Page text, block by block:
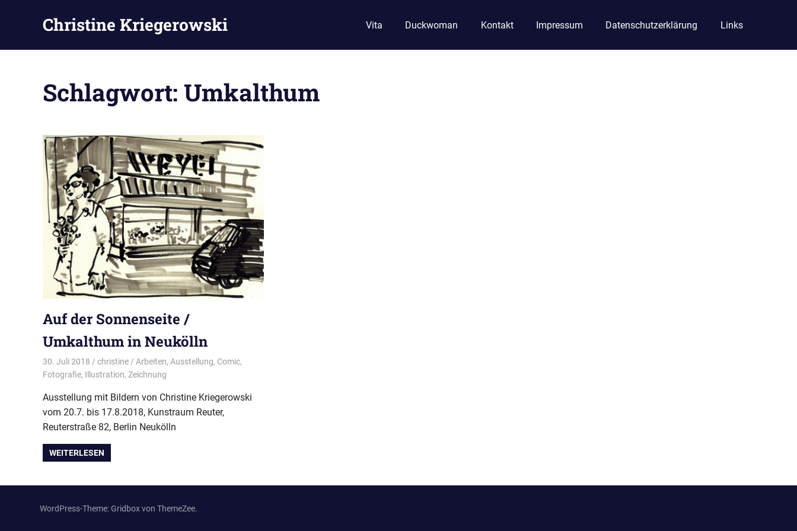
Christine Kriegerowski Vita Duckwoman Kontakt Impressum Datenschutzerklärung Links
Schlagwort: Umkalthum
Auf der Sonnenseite /
Umkalthum in Neukölln
30. Juli 2018 christine Arbeiten, Ausstellung, Comic,
Fotografie, Illustration, Zeichnung
Ausstellung mit Bildern von Christine Kriegerowski
vom 20.7. bis 17.8.2018, Kunstraum Reuter,
Reuterstraße 82, Berlin Neukölln
WEITERLESEN
WordPress-Theme: Gridbox von ThemeZee.